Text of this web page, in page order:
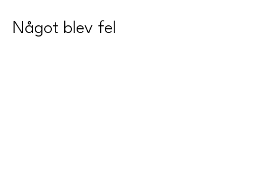
Något blev fel